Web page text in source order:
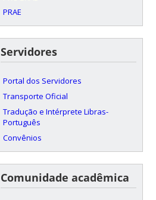
PRAE
Servidores
Portal dos Servidores
Transporte Oficial
Tradução e Intérprete Libras-
Português
Convênios
Comunidade acadêmica